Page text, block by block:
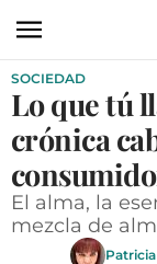
ACTUALIDAD
ECONOMÍA
TURISMO
SOCIEDAD
Lo que tú
crónica
El alma, la
mezcla de